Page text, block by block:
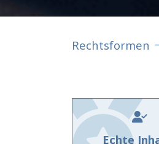
Rechtsformen
Echte